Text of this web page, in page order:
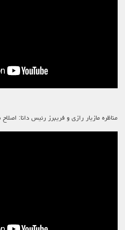
مناظره مازیار رازی و فریبرز رئیس دانا: اصلاح